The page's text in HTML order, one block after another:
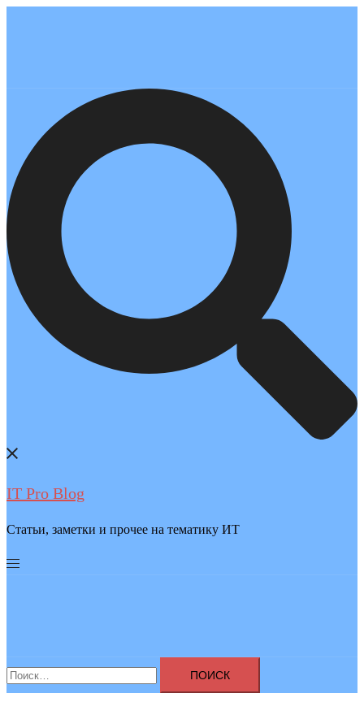
IT Pro Blog
Статьи, заметки и прочее на тематику ИТ
Найти: